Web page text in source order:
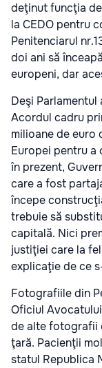
deţinut funcţia
la CEDO pentru
Penitenciarul
doi ani să
europeni, dar
Deşi
Acordul cadru
milioane de euro
Europei pentru a
în prezent,
care a fost
începe
trebuie să
capitală. Nici
justiţiei care la
explicaţie de ce
Fotografiile din
Oficiul
de alte fotografii
ţară. Pacienţii
statul Republica